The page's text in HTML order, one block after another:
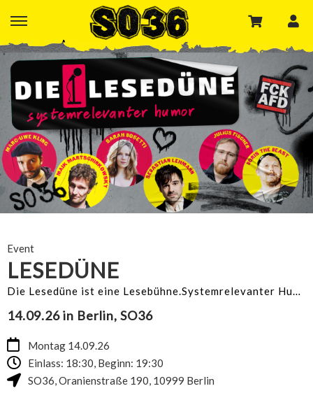
Event
LESEDÜNE
Die Lesedüne ist eine Lesebühne.Systemrelevanter Humor
14.09.26 in Berlin, SO36
Montag 14.09.26
Einlass: 18:30, Beginn: 19:30
SO36,Oranienstraße 190, 10999 Berlin